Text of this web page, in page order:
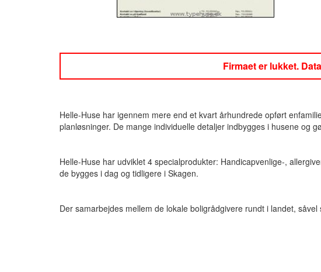
Firmaet er lukket.
Helle-Huse har igennem mere end et kvart århundrede opført
planløsninger. De mange individuelle detaljer indbygges i husene og
Helle-Huse har udviklet 4 specialprodukter: Handicapvenlige-,
de bygges i dag og tidligere i Skagen.
Der samarbejdes mellem de lokale boligrådgivere rundt i landet,